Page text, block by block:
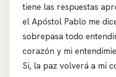
tiene las respuestas
el Apóstol Pablo me
sobrepasa todo
corazón y mi
Si, la paz volverá a mi